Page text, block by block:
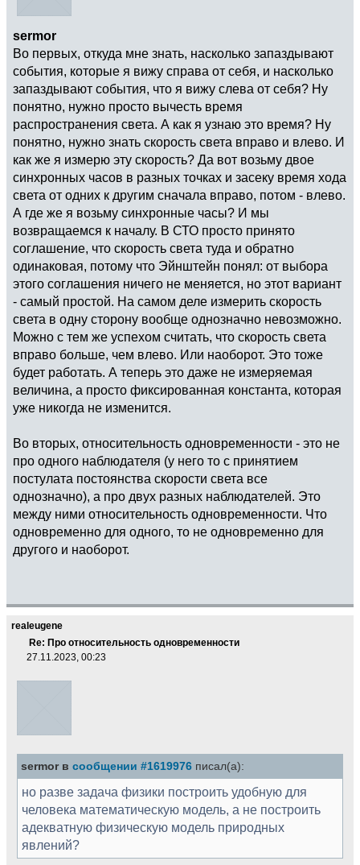
sermor
Во первых, откуда мне знать, насколько запаздывают
события, которые я вижу справа от себя, и насколько
запаздывают события, что я вижу слева от себя? Ну
понятно, нужно просто вычесть время
распространения света. А как я узнаю это время? Ну
понятно, нужно знать скорость света вправо и влево. И
как же я измерю эту скорость? Да вот возьму двое
синхронных часов в разных точках и засеку время хода
света от одних к другим сначала вправо, потом - влево.
А где же я возьму синхронные часы? И мы
возвращаемся к началу. В СТО просто принято
соглашение, что скорость света туда и обратно
одинаковая, потому что Эйнштейн понял: от выбора
этого соглашения ничего не меняется, но этот вариант
- самый простой. На самом деле измерить скорость
света в одну сторону вообще однозначно невозможно.
Можно с тем же успехом считать, что скорость света
вправо больше, чем влево. Или наоборот. Это тоже
будет работать. А теперь это даже не измеряемая
величина, а просто фиксированная константа, которая
уже никогда не изменится.
Во вторых, относительность одновременности - это не
про одного наблюдателя (у него то с принятием
постулата постоянства скорости света все
однозначно), а про двух разных наблюдателей. Это
между ними относительность одновременности. Что
одновременно для одного, то не одновременно для
другого и наоборот.
realeugene
Re: Про относительность одновременности
27.11.2023, 00:23
sermor в сообщении #1619976 писал(а):
но разве задача физики построить удобную для
человека математическую модель, а не построить
адекватную физическую модель природных
явлений?